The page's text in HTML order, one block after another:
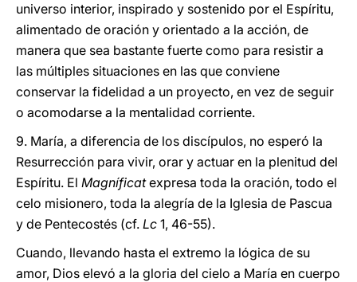
universo interior, inspirado y sostenido por el Espíritu,
alimentado de oración y orientado a la acción, de
manera que sea bastante fuerte como para resistir a
las múltiples situaciones en las que conviene
conservar la fidelidad a un proyecto, en vez de seguir
o acomodarse a la mentalidad corriente.
9. María, a diferencia de los discípulos, no esperó la
Resurrección para vivir, orar y actuar en la plenitud del
Espíritu. El Magníficatexpresa toda la oración, todo el
celo misionero, toda la alegría de la Iglesia de Pascua
y de Pentecostés (cf. Lc 1, 46-55).
Cuando, llevando hasta el extremo la lógica de su
amor, Dios elevó a la gloria del cielo a María en cuerpo